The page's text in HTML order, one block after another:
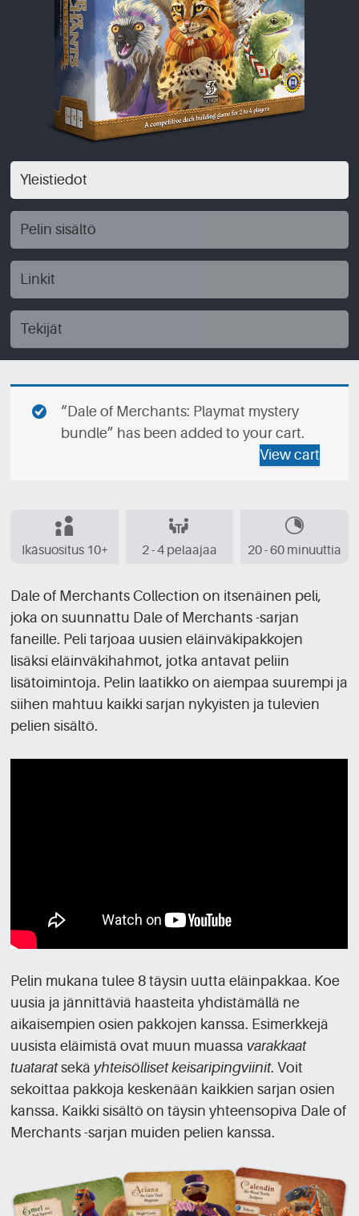
Yleistiedot
Pelin sisältö
Linkit
Tekijät
“Dale of Merchants: Playmat mystery
bundle” has been added to your cart.
View cart
Ikäsuositus 10+ 2 - 4 pelaajaa 20 - 60 minuuttia
Dale of Merchants Collection on itsenäinen peli,
joka on suunnattu Dale of Merchants -sarjan
faneille. Peli tarjoaa uusien eläinväkipakkojen
lisäksi eläinväkihahmot, jotka antavat peliin
lisätoimintoja. Pelin laatikko on aiempaa suurempi ja
siihen mahtuu kaikki sarjan nykyisten ja tulevien
pelien sisältö.
Pelin mukana tulee 8 täysin uutta eläinpakkaa. Koe
uusia ja jännittäviä haasteita yhdistämällä ne
aikaisempien osien pakkojen kanssa. Esimerkkejä
uusista eläimistä ovat muun muassavarakkaat
tuataratsekäyhteisölliset keisaripingviinit. Voit
sekoittaa pakkoja keskenään kaikkien sarjan osien
kanssa. Kaikki sisältö on täysin yhteensopiva Dale of
Merchants -sarjan muiden pelien kanssa.